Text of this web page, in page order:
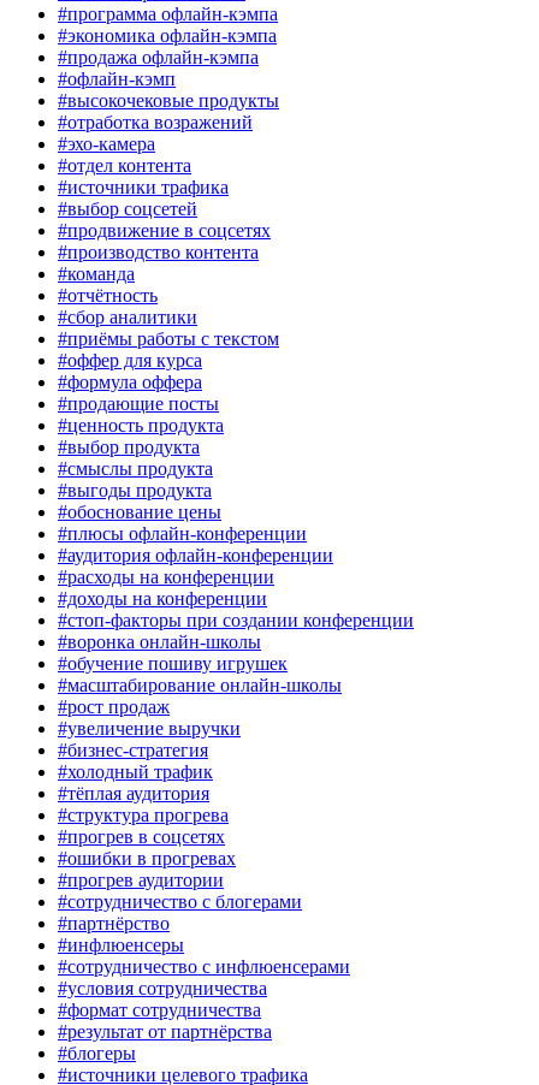
#программа офлайн-кэмпа
#экономика офлайн-кэмпа
#продажа офлайн-кэмпа
#офлайн-кэмп
#высокочековые продукты
#отработка возражений
#эхо-камера
#отдел контента
#источники трафика
#выбор соцсетей
#продвижение в соцсетях
#производство контента
#команда
#отчётность
#сбор аналитики
#приёмы работы с текстом
#оффер для курса
#формула оффера
#продающие посты
#ценность продукта
#выбор продукта
#смыслы продукта
#выгоды продукта
#обоснование цены
#плюсы офлайн-конференции
#аудитория офлайн-конференции
#расходы на конференции
#доходы на конференции
#стоп-факторы при создании конференции
#воронка онлайн-школы
#обучение пошиву игрушек
#масштабирование онлайн-школы
#рост продаж
#увеличение выручки
#бизнес-стратегия
#холодный трафик
#тёплая аудитория
#структура прогрева
#прогрев в соцсетях
#ошибки в прогревах
#прогрев аудитории
#сотрудничество с блогерами
#партнёрство
#инфлюенсеры
#сотрудничество с инфлюенсерами
#условия сотрудничества
#формат сотрудничества
#результат от партнёрства
#блогеры
#источники целевого трафика